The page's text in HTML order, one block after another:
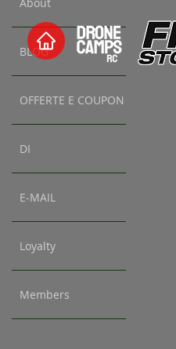
About
BLOG
OFFERTE E COUPON
DI
E-MAIL
Loyalty
Members